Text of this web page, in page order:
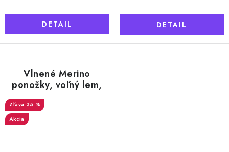
DETAIL DETAIL
Vlnené Merino
ponožky, voľný lem,
krémovo žltá
35 %
Akcia